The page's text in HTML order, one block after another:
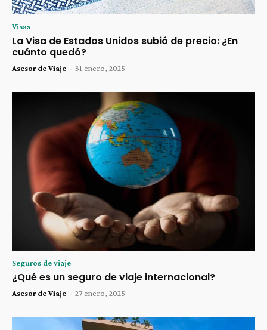
Visas
La Visa de Estados Unidos subió de precio: ¿En
cuánto quedó?
Asesor de Viaje - 31 enero, 2025
Seguros de viaje
¿Qué es un seguro de viaje internacional?
Asesor de Viaje - 27 enero, 2025